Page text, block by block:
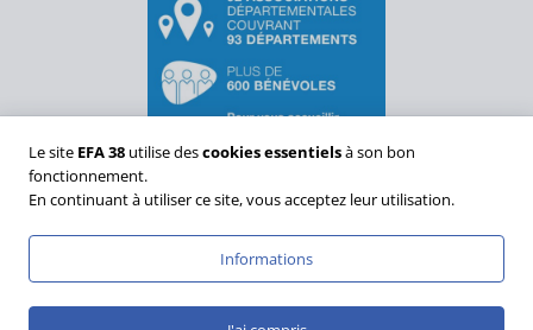
Politique de Confidentialité Mentions Légales
Le site EFA 38 utilise descookies essentielsà son bon
fonctionnement.
En continuant à utiliser ce site, vous acceptez leur utilisation.
Informations